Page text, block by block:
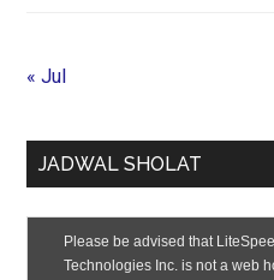
« Jul
JADWAL SHOLAT